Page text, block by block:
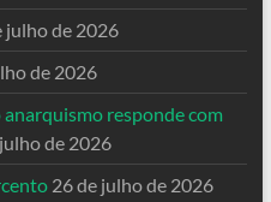
julho de 2026
de 2026
responde com
de 2026
26 de julho de 2026